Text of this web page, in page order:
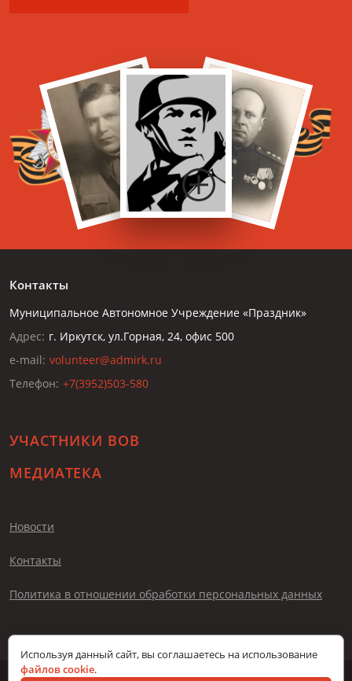
Контакты
Муниципальное Автономное Учреждение «Праздник»
Адрес: г. Иркутск, ул.Горная, 24, офис 500
e-mail: volunteer@admirk.ru
Телефон: +7(3952)503-580
УЧАСТНИКИ ВОВ
МЕДИАТЕКА
Новости
Контакты
Политика в отношении обработки персональных данных
Используя данный сайт, вы соглашаетесь на использование
файлов cookie.